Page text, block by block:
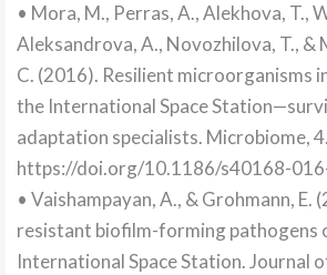
• Mora, M., Perras, A., Alekhova, T.,
Aleksandrova, A., Novozhilova, T., &
C. (2016). Resilient microorganisms
the International Space
adaptation specialists. Microbiome, 4.
https://doi.org/10.1186/s40168-
• Vaishampayan, A., & Grohmann, E.
resistant biofilm-forming pathogens
International Space Station. Journal